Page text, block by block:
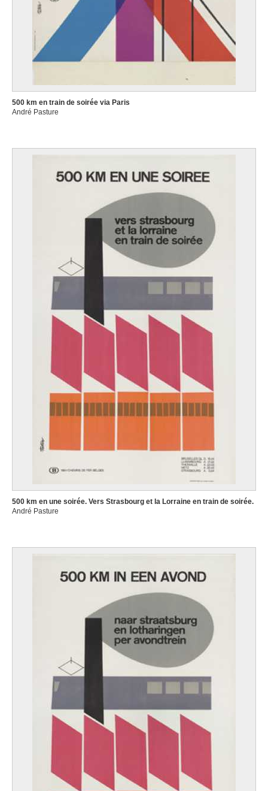
500 km en train de soirée via Paris
André Pasture
500 km en une soirée. Vers Strasbourg et la Lorraine en train de soirée.
André Pasture